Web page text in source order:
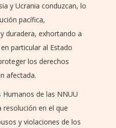
y Ucrania conduzcan, lo
pacífica,
duradera, exhortando a
particular al Estado
los derechos
afectada.
de las NNUU
en el que
y violaciones de los